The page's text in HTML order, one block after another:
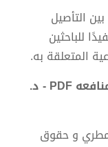
التأصيل
للباحثين
المتعلقة به.
تحميل كتاب الوقف الذري: أحكامه ومنافعه PDF - د.
و حقوق